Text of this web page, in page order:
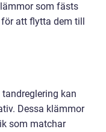
som fästs
att flytta dem till
kan
Dessa klämmor
som matchar